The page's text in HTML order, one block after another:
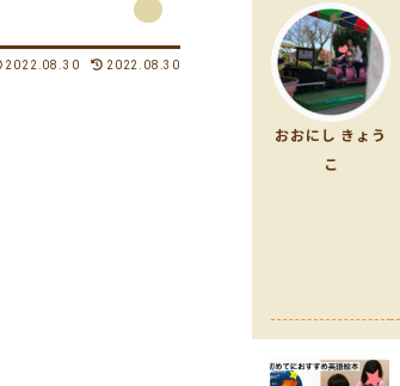
2022.08.30 2022.08.30
おおにし きょう
こ